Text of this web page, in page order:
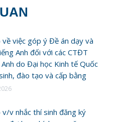
về việc góp ý Đề án dạy và
Anh đối với các CTĐT
do Đại học Kinh tế Quốc
đào tạo và cấp bằng
v nhắc thí sinh đăng ký